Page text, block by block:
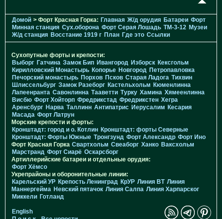
Домой > Форт Красная Горка: Главная Ж/д орудия Батареи Форт
Минная станция Cух.оборона Форт Серая Лошадь TM-3-12 Музеи
Ж/д станция Восстание 1919 г План Где это Ссылки
Сухопутные форты и крепости:
Выборг Гатчина Замок Бип Ивангород Изборск Кексгольм
Кирилловский Монастырь Копорье Новгород Петропавловка
Печорcкий монастырь Порхов Псков Старая Ладога Тихвин
Шлиссельбург Замок Разеборг Кастельхольм Кюменлинна
Лапеенранта Савонлинна Тааветти Турку Хамина Хямеенлинна
Висбю Форт Хойторп Фредрикстад Фредрикстен Хегра
Аренсбург Нарва Таллинн Антипатрис Иерусалим Кесария
Масада Форт Латрун
Морские крепости и форты:
Кронштадт: город и о. Котлин Кронштадт: форты Северные
Кронштадт: Форты Южные Тронгзунд Форт Александр Форт Ино
Форт Красная Горка Свартхольм Свеаборг Ханко Ваксхольм
Марстранд Форт Сиарё Оскарсборг
Артиллерийские батареи и отдельные орудия:
Форт Хёмсо
Укрепрайоны и оборонительные линии:
Карельский УР Крепость Ленинград КрУР Линия ВТ Линия
Маннергейма Невский пятачок Линия Салпа Линия Харпарског
Миккели Готланд
English